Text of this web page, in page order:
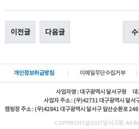
이전글 다음글
개인정보취급방침 이메일무단수집거부
사업자명 : 대구광역시 달서구청 대
사업자 주소 : (우)42731 대구광역시 달서
캠핑장 주소 : (우)42841 대구광역시 달서구 앞산순환로
COPYRIGHT@2017달서구청. All